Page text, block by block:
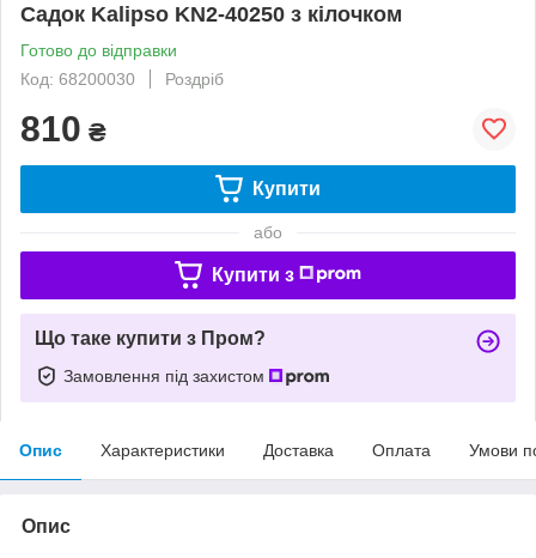
Садок Kalipso KN2-40250 з кілочком
Готово до відправки
Код: 68200030
Роздріб
810 ₴
Купити
або
Купити з
Що таке купити з Пром?
Замовлення під захистом
Опис Характеристики Доставка Оплата Умови
Опис